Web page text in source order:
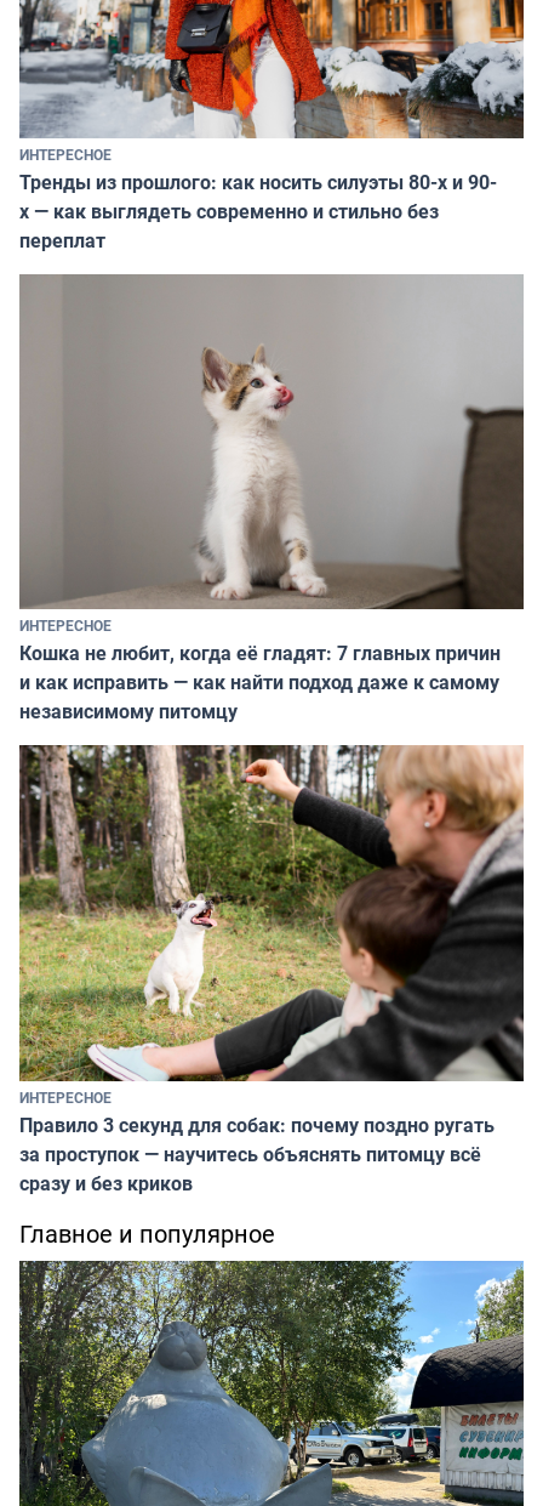
ИНТЕРЕСНОЕ
Тренды из прошлого: как носить силуэты 80-х и 90-
х — как выглядеть современно и стильно без
переплат
ИНТЕРЕСНОЕ
Кошка не любит, когда её гладят: 7 главных причин
и как исправить — как найти подход даже к самому
независимому питомцу
ИНТЕРЕСНОЕ
Правило 3 секунд для собак: почему поздно ругать
за проступок — научитесь объяснять питомцу всё
сразу и без криков
Главное и популярное